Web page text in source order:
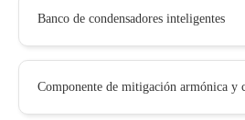
Banco de condensadores inteligentes
Componente de mitigación armónica y